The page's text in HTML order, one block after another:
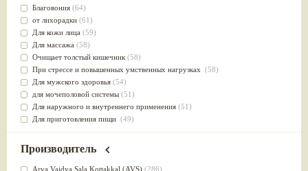
Благовония (64)
от лихорадки (61)
Для кожи лица (59)
Для массажа (58)
Очищает толстый кишечник (58)
При стрессе и повышенных умственных нагрузках (58)
Для мужского здоровья (54)
для мочеполовой системы (51)
Для наружного и внутреннего применения (51)
Для приготовления пищи (49)
от инфекций мочеполовой системы(49)
для суставов
Лечит опухоли и отеки(46)
Производитель
Arya Vaidya Sala Kottakkal (AVS) (286)